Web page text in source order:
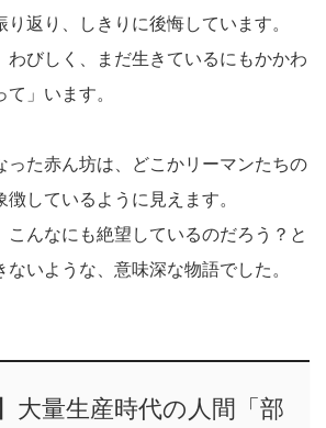
返り、しきりに後悔しています。
わびしく、まだ生きているにもかかわ
」います。
った赤ん坊は、どこかリーマンたちの
しているように見えます。
こんなにも絶望しているのだろう？と
いような、意味深な物語でした。
大量生産時代の人間「部